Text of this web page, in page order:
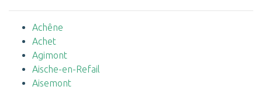
Achêne
Achet
Agimont
Aische-en-Refail
Aisemont